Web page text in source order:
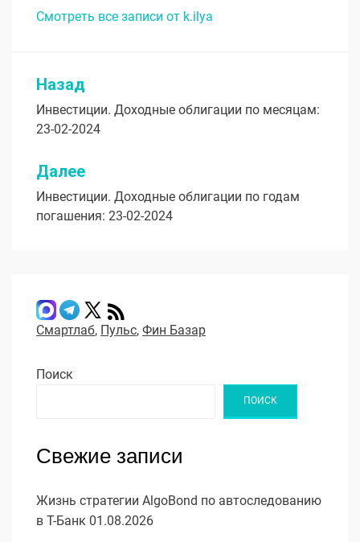
Смотреть все записи от k.ilya
Навигация
по
записям
Назад
Инвестиции. Доходные облигации по месяцам:
23-02-2024
Далее
Инвестиции. Доходные облигации по годам
погашения: 23-02-2024
Смартлаб, Пульс, Фин Базар
Поиск
ПОИСК
Свежие записи
Жизнь стратегии AlgoBond по автоследованию
в Т-Банк 01.08.2026